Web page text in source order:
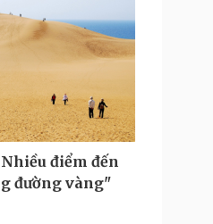
nghệ
Công nghệ
nghiệm
đổi số
chuyện thời sự
điểm đến
đường vàng"